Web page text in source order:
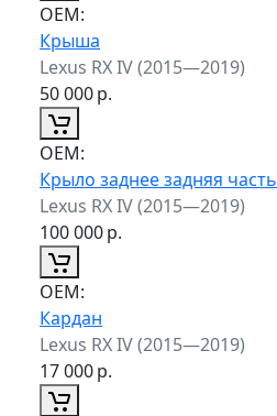
ОЕМ:
Крыша
Lexus RX IV (2015—2019)
50 000р.
ОЕМ:
Крыло заднее задняя часть
Lexus RX IV (2015—2019)
100 000р.
ОЕМ:
Кардан
Lexus RX IV (2015—2019)
17 000р.